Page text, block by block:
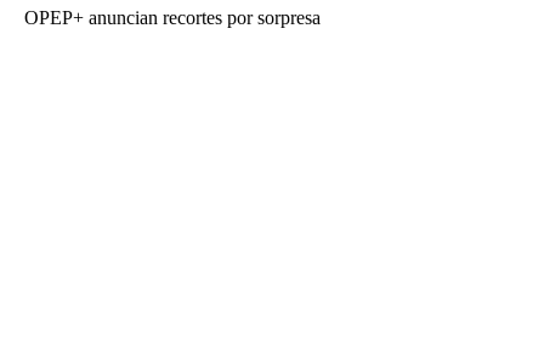
OPEP+ anuncian recortes por sorpresa